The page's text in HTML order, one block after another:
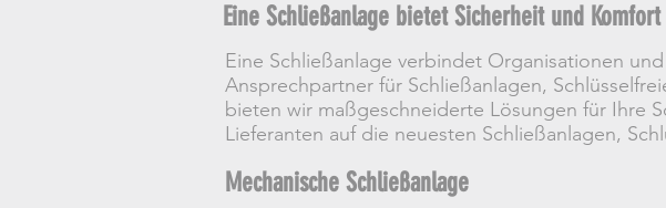
Eine Schließanlage bietet Sicherheit und Komfort
Eine Schließanlage verbindet Organisationen
Ansprechpartner für Schließanlagen,
bieten wir maßgeschneiderte Lösungen für Ihre
Lieferanten auf die neuesten Schließanlagen,
Mechanische Schließanlage